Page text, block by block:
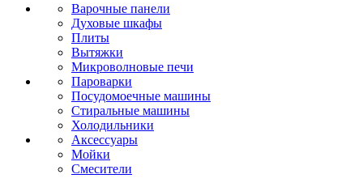
Варочные панели
Духовые шкафы
Плиты
Вытяжки
Микроволновые печи
Пароварки
Посудомоечные машины
Стиральные машины
Холодильники
Аксессуары
Мойки
Cмесители